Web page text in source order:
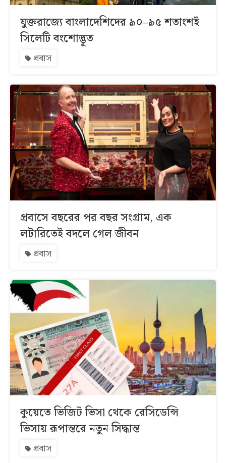
যুক্তরাজ্যে বাংলাদেশিদের ৯০–৯৫ শতাংশই
সিলেটি বংশোদ্ভূত
প্রবাস
প্রবাসে বছরের পর বছর সংগ্রাম, এক
লটারিতেই বদলে গেল জীবন
প্রবাস
কুয়েতে ভিজিট ভিসা থেকে রেসিডেন্সি
ভিসায় রূপান্তরে নতুন সিদ্ধান্ত
প্রবাস